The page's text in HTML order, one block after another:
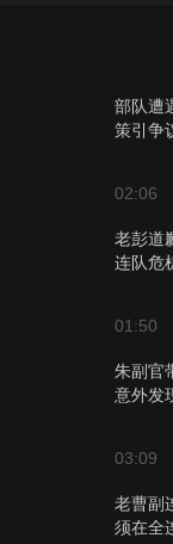
部队遭
策引争
02:06
老彭道
连队危
01:50
朱副官
意外发
03:09
老曹副
须在全